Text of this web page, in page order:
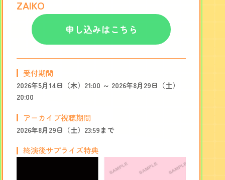
ZAIKO
申し込みはこちら
受付期間
2026年5月14日（木）21:00 ～ 2026年8月29日（土）
20:00
アーカイブ視聴期間
2026年8月29日（土）23:59まで
終演後サプライズ特典